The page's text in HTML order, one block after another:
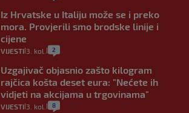
Iz Hrvatske u Italiju može se i preko
mora. Provjerili smo brodske linije i
cijene
VIJESTI 3. kol. 2
Uzgajivač objasnio zašto kilogram
rajčica košta deset eura: "Nećete ih
vidjeti na akcijama u trgovinama"
VIJESTI 3. kol. 8